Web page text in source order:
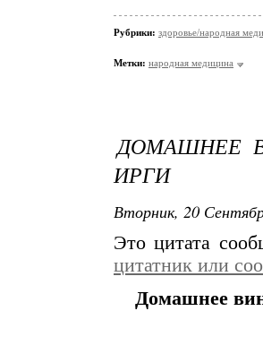
Рубрики: здоровье/народная
Метки: народная медицина
ДОМАШНЕЕ
ИРГИ
Вторник, 20
Это цитата
цитатник или
Домашнее